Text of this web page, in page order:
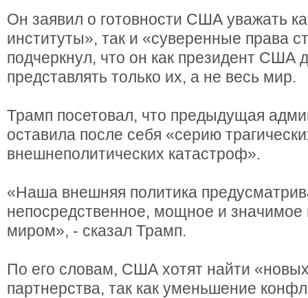
Он заявил о готовности США уважать
институты», так и «суверенные права
подчеркнул, что он как президент США
представлять только их, а не весь мир.
Трамп посетовал, что предыдущая
оставила после себя «серию
внешнеполитических катастроф».
«Наша внешняя политика
непосредственное, мощное и значимое
миром», - сказал Трамп.
По его словам, США хотят найти
партнерства, так как уменьшение